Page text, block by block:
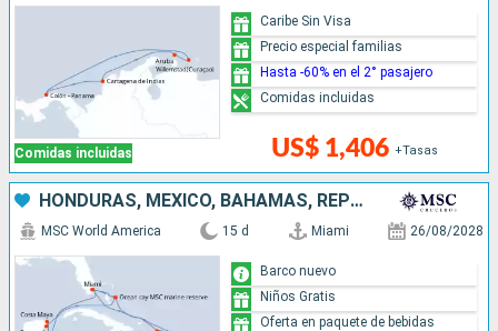
Comidas incluidas US$ 1,406 +Tasas
Caribe Sin Visa
Precio especial familias
Hasta -60% en el 2° pasajero
Comidas incluidas
HONDURAS, MÉXICO, BAHAMAS, REPÚBLICA DOMINICANA, PUERTO RICO, ESTADOS UNIDOS
MSC World America 15 d Miami 26/08/2028
Barco nuevo
Niños Gratis
Oferta en paquete de bebidas